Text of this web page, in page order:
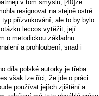
v tom smyslu, [40]že
resignovat na stejně ostré
přízvukování, ale to by bylo
otázku leccos vytěžit, její
o metodickou základnu
a prohloubení, snad i
díla polské autorky je třeba
však lze říci, že jde o práci
používat jejích zjištění a